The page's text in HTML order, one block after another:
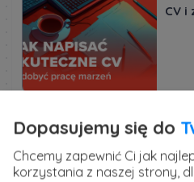
CV i
Dopasujemy się do
Chcemy zapewnić Ci jak
korzystania z naszej strony,